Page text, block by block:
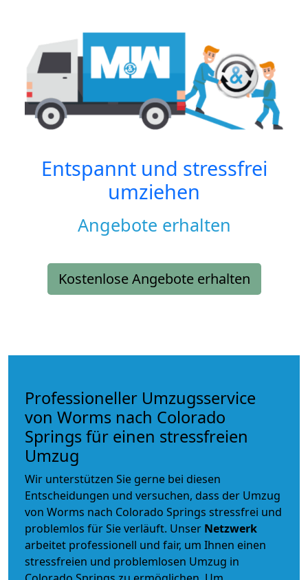
Entspannt und stressfrei
umziehen
Angebote erhalten
Kostenlose Angebote erhalten
Professioneller Umzugsservice
von Worms nach Colorado
Springs für einen stressfreien
Umzug
Wir unterstützen Sie gerne bei diesen
Entscheidungen und versuchen, dass der Umzug
von Worms nach Colorado Springs stressfrei und
problemlos für Sie verläuft. Unser Netzwerk
arbeitet professionell und fair, um Ihnen einen
stressfreien und problemlosen Umzug in